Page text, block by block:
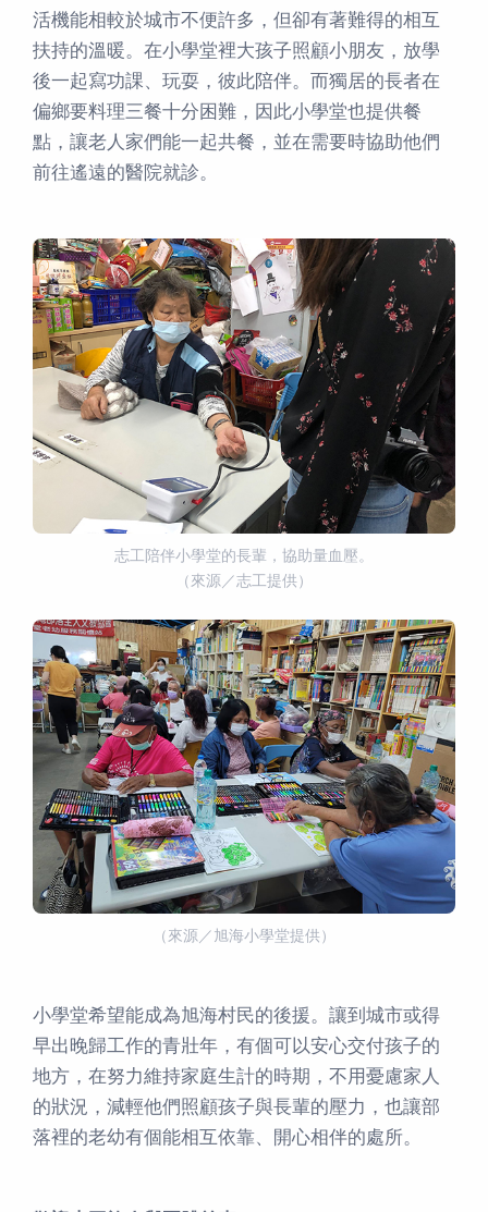
活機能相較於城市不便許多，但卻有著難得的相互
扶持的溫暖。在小學堂裡大孩子照顧小朋友，放學
後一起寫功課、玩耍，彼此陪伴。而獨居的長者在
偏鄉要料理三餐十分困難，因此小學堂也提供餐
點，讓老人家們能一起共餐，並在需要時協助他們
前往遙遠的醫院就診。
志工陪伴小學堂的長輩，協助量血壓。
（來源／志工提供）
（來源／旭海小學堂提供）
小學堂希望能成為旭海村民的後援。讓到城市或得
早出晚歸工作的青壯年，有個可以安心交付孩子的
地方，在努力維持家庭生計的時期，不用憂慮家人
的狀況，減輕他們照顧孩子與長輩的壓力，也讓部
落裡的老幼有個能相互依靠、開心相伴的處所。